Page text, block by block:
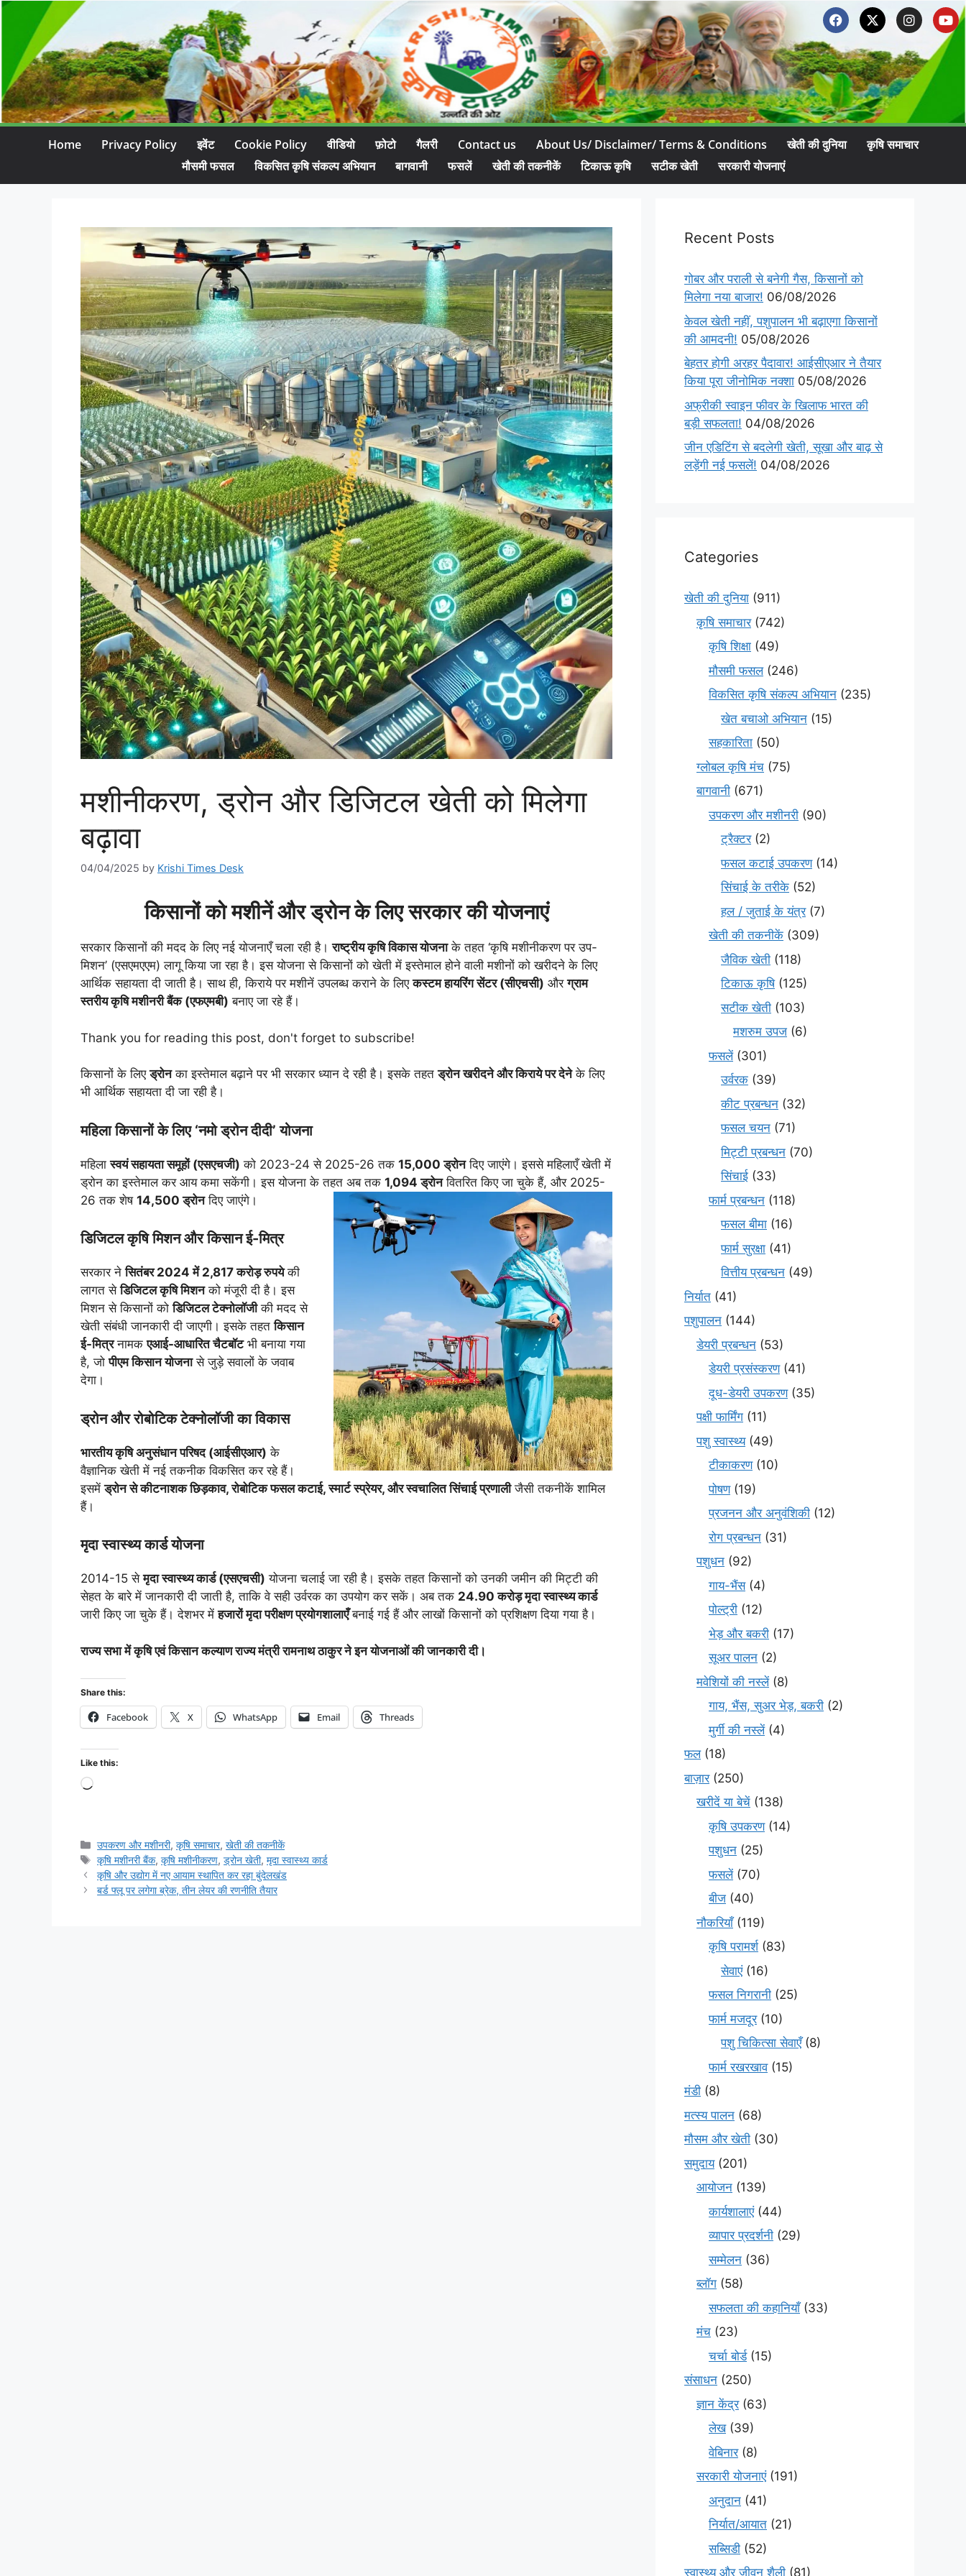
Home Privacy Policy इवेंट Cookie Policy वीडियो फ़ोटो गैलरी Contact us About Us/ Disclaimer/ Terms & Conditions खेती की दुनिया
कृषि समाचार
मौसमी फसल
विकसित कृषि संकल्प अभियान बागवानी फसलें खेती की तकनीकें टिकाऊ कृषि सटीक खेती सरकारी योजनाएं
मशीनीकरण, ड्रोन और डिजिटल खेती को मिलेगा
बढ़ावा
04/04/2025 by Krishi Times Desk
किसानों को मशीनें और ड्रोन के लिए सरकार की योजनाएं
सरकार किसानों की मदद के लिए नई योजनाएँ चला रही है।राष्ट्रीय कृषि विकास योजनाके तहत ‘कृषि मशीनीकरण पर उप-
मिशन’ (एसएमएएम) लागू किया जा रहा है। इस योजना से किसानों को खेती में इस्तेमाल होने वाली मशीनों को खरीदने के लिए
आर्थिक सहायता दी जाती है। साथ ही, किराये पर मशीनें उपलब्ध कराने के लिएकस्टम हायरिंग सेंटर (सीएचसी) औरग्राम
स्तरीय कृषि मशीनरी बैंक (एफएमबी) बनाए जा रहे हैं।
Thank you for reading this post, don't forget to subscribe!
किसानों के लिएड्रोनका इस्तेमाल बढ़ाने पर भी सरकार ध्यान दे रही है। इसके तहतड्रोन खरीदने और किराये पर देनेके लिए
भी आर्थिक सहायता दी जा रही है।
महिला किसानों के लिए ‘नमो ड्रोन दीदी’ योजना
महिलास्वयं सहायता समूहों (एसएचजी) को 2023-24 से 2025-26 तक 15,000 ड्रोनदिए जाएंगे। इससे महिलाएँ खेती में
ड्रोन का इस्तेमाल कर आय कमा सकेंगी। इस योजना के तहत अब तक 1,094 ड्रोनवितरित किए जा चुके हैं, और 2025-
26 तक शेष 14,500 ड्रोनदिए जाएंगे।
डिजिटल कृषि मिशन और किसान ई-मित्र
सरकार नेसितंबर 2024 में 2,817 करोड़ रुपयेकी
लागत सेडिजिटल कृषि मिशनको मंजूरी दी है। इस
मिशन से किसानों कोडिजिटल टेक्नोलॉजीकी मदद से
खेती संबंधी जानकारी दी जाएगी। इसके तहतकिसान
ई-मित्रनामकएआई-आधारित चैटबॉटभी बनाया गया
है, जोपीएम किसान योजनासे जुड़े सवालों के जवाब
देगा।
ड्रोन और रोबोटिक टेक्नोलॉजी का विकास
भारतीय कृषि अनुसंधान परिषद (आईसीएआर) के
वैज्ञानिक खेती में नई तकनीक विकसित कर रहे हैं।
इसमेंड्रोन से कीटनाशक छिड़काव, रोबोटिक फसल कटाई, स्मार्ट स्प्रेयर, और स्वचालित सिंचाई प्रणालीजैसी तकनीकें शामिल
हैं।
मृदा स्वास्थ्य कार्ड योजना
2014-15 सेमृदा स्वास्थ्य कार्ड (एसएचसी) योजना चलाई जा रही है। इसके तहत किसानों को उनकी जमीन की मिट्टी की
सेहत के बारे में जानकारी दी जाती है, ताकि वे सही उर्वरक का उपयोग कर सकें। अब तक 24.90 करोड़ मृदा स्वास्थ्य कार्ड
जारी किए जा चुके हैं। देशभर मेंहजारों मृदा परीक्षण प्रयोगशालाएँबनाई गई हैं और लाखों किसानों को प्रशिक्षण दिया गया है।
राज्य सभा में कृषि एवं किसान कल्याण राज्य मंत्री रामनाथ ठाकुर ने इन योजनाओं की जानकारी दी।
Share this:
Facebook X WhatsApp Email Threads
Like this:
उपकरण और मशीनरी,कृषि समाचार,खेती की तकनीकें
कृषि मशीनरी बैंक,कृषि मशीनीकरण,ड्रोन खेती,मृदा स्वास्थ्य कार्ड
कृषि और उद्योग में नए आयाम स्थापित कर रहा बुंदेलखंड
बर्ड फ्लू पर लगेगा ब्रेक, तीन लेयर की रणनीति तैयार
Recent Posts
गोबर और पराली से बनेगी गैस, किसानों को
मिलेगा नया बाजार! 06/08/2026
केवल खेती नहीं, पशुपालन भी बढ़ाएगा किसानों
की आमदनी! 05/08/2026
बेहतर होगी अरहर पैदावार! आईसीएआर ने तैयार
किया पूरा जीनोमिक नक्शा 05/08/2026
अफ्रीकी स्वाइन फीवर के खिलाफ भारत की
बड़ी सफलता! 04/08/2026
जीन एडिटिंग से बदलेगी खेती, सूखा और बाढ़ से
लड़ेंगी नई फसलें! 04/08/2026
Categories
खेती की दुनिया (911)
कृषि समाचार(742)
कृषि शिक्षा (49)
मौसमी फसल(246)
विकसित कृषि संकल्प अभियान (235)
खेत बचाओ अभियान (15)
सहकारिता (50)
ग्लोबल कृषि मंच (75)
बागवानी (671)
उपकरण और मशीनरी (90)
ट्रैक्टर(2)
फसल कटाई उपकरण(14)
सिंचाई के तरीके (52)
हल / जुताई के यंत्र(7)
खेती की तकनीकें (309)
जैविक खेती (118)
टिकाऊ कृषि(125)
सटीक खेती (103)
मशरुम उपज (6)
फसलें(301)
उर्वरक (39)
कीट प्रबन्धन (32)
फसल चयन (71)
मि‌ट्टी प्रबन्धन (70)
सिंचाई (33)
फार्म प्रबन्धन (118)
फसल बीमा (16)
फार्म सुरक्षा (41)
वित्तीय प्रबन्धन (49)
निर्यात (41)
पशुपालन (144)
डेयरी प्रबन्धन (53)
डेयरी प्रसंस्करण(41)
दूध-डेयरी उपकरण(35)
पक्षी फार्मिंग (11)
पशु स्वास्थ्य(49)
टीकाकरण(10)
पोषण(19)
प्रजनन और अनुवंशिकी (12)
रोग प्रबन्धन (31)
पशुधन (92)
गाय-भैंस(4)
पोल्ट्री (12)
भेड़ और बकरी (17)
सूअर पालन (2)
मवेशियों की नस्लें(8)
गाय, भैंस, सुअर भेड़, बकरी (2)
मुर्गी की नस्लें(4)
फल(18)
बाज़ार(250)
खरीदें या बेचें (138)
कृषि उपकरण(14)
पशुधन (25)
फसलें(70)
बीज (40)
नौकरियाँ(119)
कृषि परामर्श(83)
सेवाएं(16)
फसल निगरानी (25)
फार्म मजदूर(10)
पशु चिकित्सा सेवाएँ(8)
फार्म रखरखाव(15)
मंडी (8)
मत्स्य पालन (68)
मौसम और खेती (30)
समुदाय(201)
आयोजन (139)
कार्यशालाएं(44)
व्यापार प्रदर्शनी (29)
सम्मेलन (36)
ब्लॉग (58)
सफलता की कहानियाँ(33)
मंच (23)
चर्चा बोर्ड(15)
संसाधन (250)
ज्ञान केंद्र(63)
लेख(39)
वेबिनार(8)
सरकारी योजनाएं(191)
अनुदान (41)
निर्यात/आयात (21)
सब्सिडी (52)
स्वास्थ्य और जीवन शैली (81)